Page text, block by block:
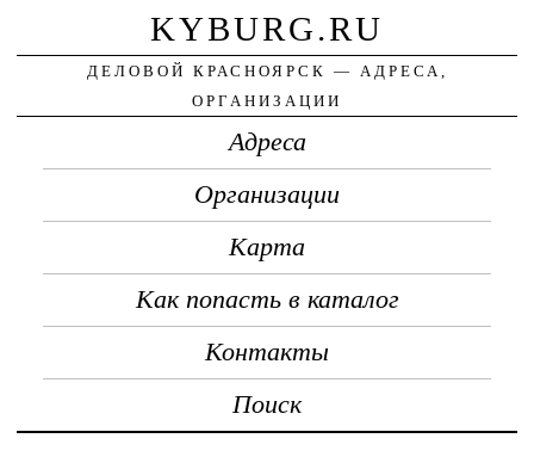
KYBURG.RU
ДЕЛОВОЙ КРАСНОЯРСК — АДРЕСА,
ОРГАНИЗАЦИИ
Адреса
Организации
Карта
Как попасть в каталог
Контакты
Поиск